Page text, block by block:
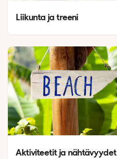
Liikunta ja treeni
Aktiviteetit ja nähtävyydet